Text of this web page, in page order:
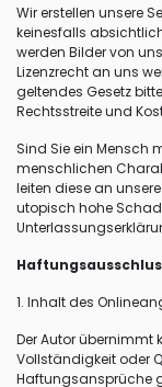
Wir erstellen unsere
keinesfalls
werden Bilder von
Lizenzrecht an uns
geltendes Gesetz
Rechtsstreite und
Sind Sie ein Mensch
menschlichen
leiten diese an
utopisch hohe
1. Inhalt des
Der Autor übernimmt
Vollständigkeit oder
Haftungsansprüche